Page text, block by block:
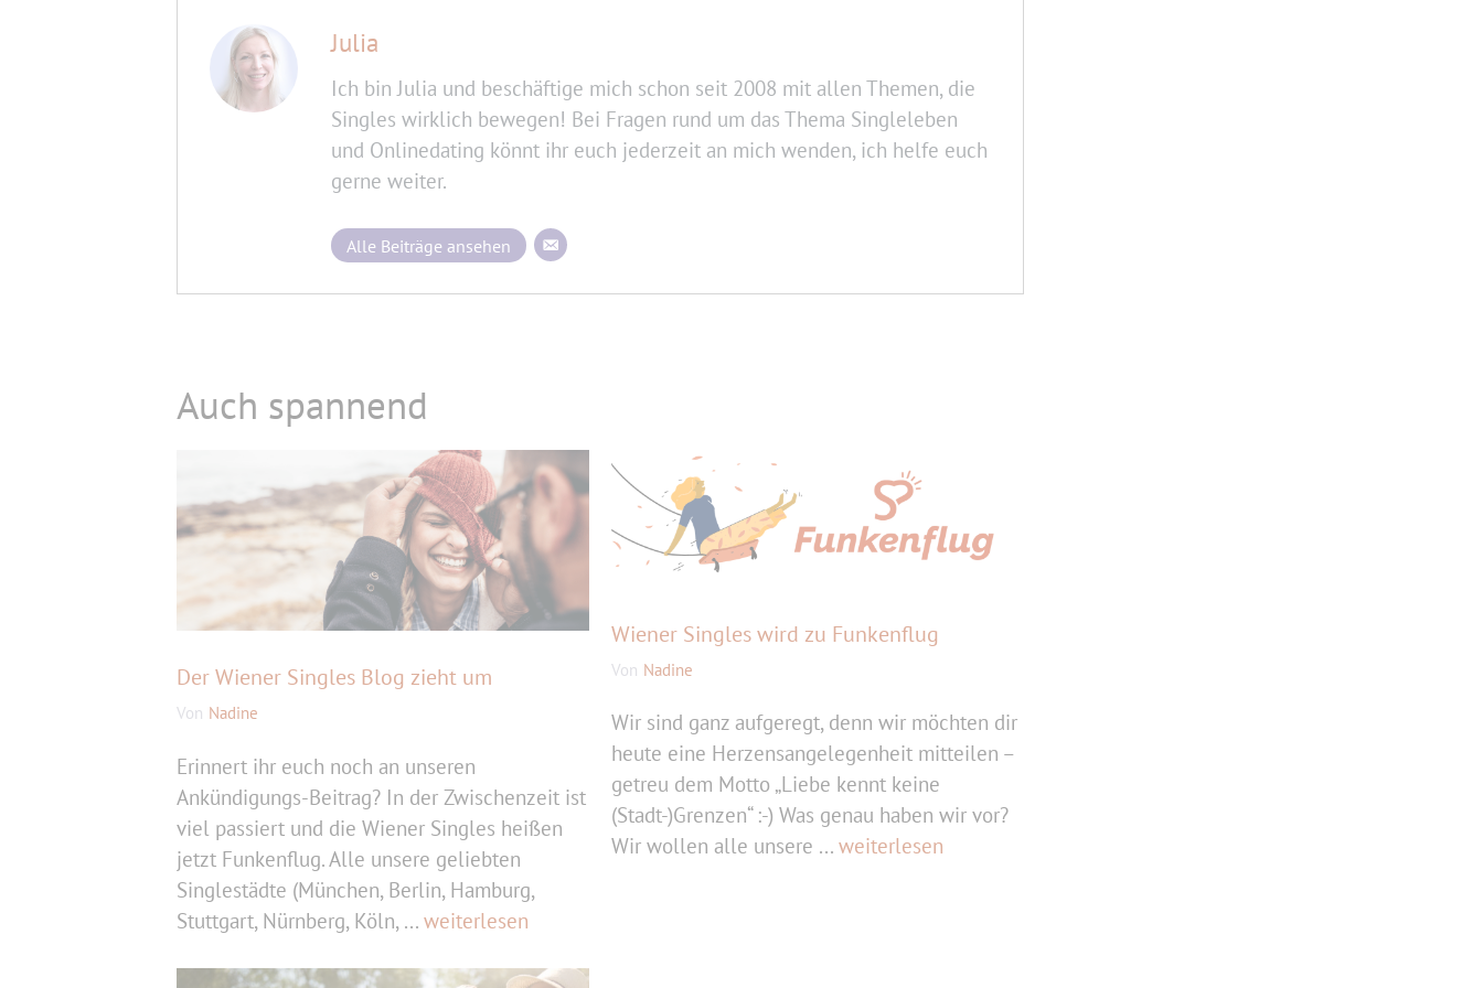
Julia
Ich bin Julia und beschäftige mich schon seit 2008 mit allen Themen, die
Singles wirklich bewegen! Bei Fragen rund um das Thema Singleleben
und Onlinedating könnt ihr euch jederzeit an mich wenden, ich helfe euch
gerne weiter.
Alle Beiträge ansehen
Auch spannend
Der Wiener Singles Blog zieht um
Von Nadine
Erinnert ihr euch noch an unseren
Ankündigungs-Beitrag? In der Zwischenzeit ist
viel passiert und die Wiener Singles heißen
jetzt Funkenflug. Alle unsere geliebten
Singlestädte (München, Berlin, Hamburg,
Stuttgart, Nürnberg, Köln, ... weiterlesen
Wiener Singles wird zu Funkenflug
Von Nadine
Wir sind ganz aufgeregt, denn wir möchten dir
heute eine Herzensangelegenheit mitteilen –
getreu dem Motto „Liebe kennt keine
(Stadt-)Grenzen“ :-) Was genau haben wir vor?
Wir wollen alle unsere ... weiterlesen